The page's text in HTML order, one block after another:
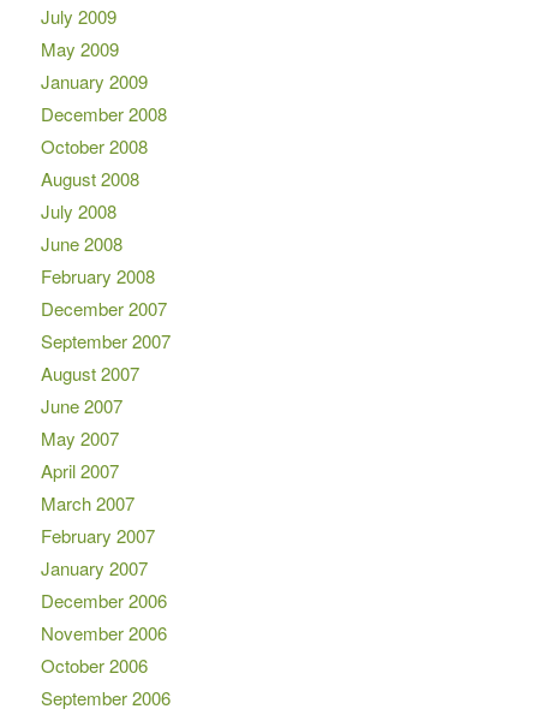
July 2009
May 2009
January 2009
December 2008
October 2008
August 2008
July 2008
June 2008
February 2008
December 2007
September 2007
August 2007
June 2007
May 2007
April 2007
March 2007
February 2007
January 2007
December 2006
November 2006
October 2006
September 2006